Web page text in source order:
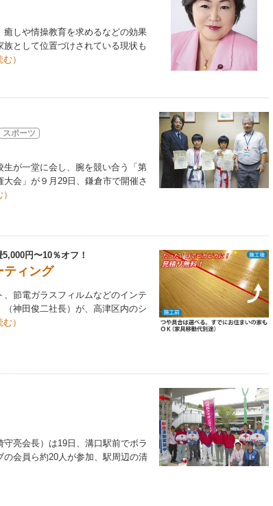
しや情操教育を求めるなどの効果
として位置づけされている現状も
）
スポーツ
が一堂に会し、腕を競い合う「第
会」が９月29日、鎌倉市で開催さ
円〜10％オフ！
ティング
節電ガラスフィルムなどのインテ
神田俊二社長）が、高津区内のシ
）
亮会長）は19日、溝口駅前でボラ
会員ら約20人が参加、駅周辺の清